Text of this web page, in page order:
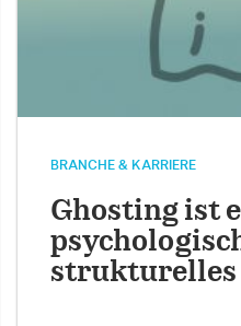
BRANCHE & KARRIERE
Ghosting ist
strukturelles